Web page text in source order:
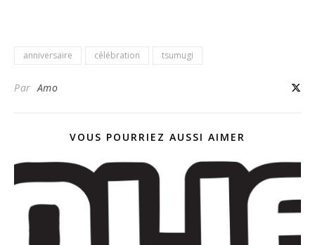
anniversaire célébration tsumugi
ParAmo
VOUS POURRIEZ AUSSI AIMER